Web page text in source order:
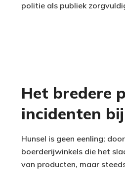
politie als publiek
Het bredere
incidenten
Hunsel is geen eenling;
boerderijwinkels die het
van producten, maar